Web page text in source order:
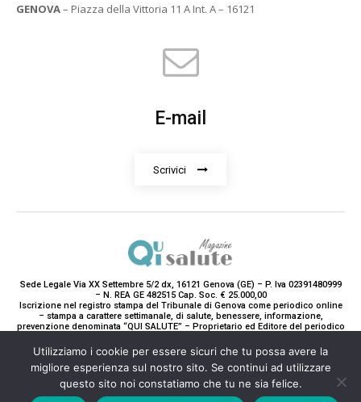
GENOVA– Piazza della Vittoria 11 A Int. A – 16121
E-mail
Scrivici
Sede Legale Via XX Settembre 5/2 dx, 16121 Genova (GE) – P. Iva 02391480999
– N. REA GE 482515 Cap. Soc. € 25.000,00
Iscrizione nel registro stampa del Tribunale di Genova come periodico online
– stampa a carattere settimanale, di salute, benessere, informazione,
prevenzione denominata “QUI SALUTE” – Proprietario ed Editore del periodico
Paola Gavarone. (Iscrizione registro stampa R.V. 5663/2020 Reg. Stampa
N.14/2020 Cron. 890/2020).
2020-2025© Teddy Luxury SRL
Utilizziamo i cookie per essere sicuri che tu possa avere la
migliore esperienza sul nostro sito. Se continui ad utilizzare
questo sito noi constatiamo che tu ne sia felice.